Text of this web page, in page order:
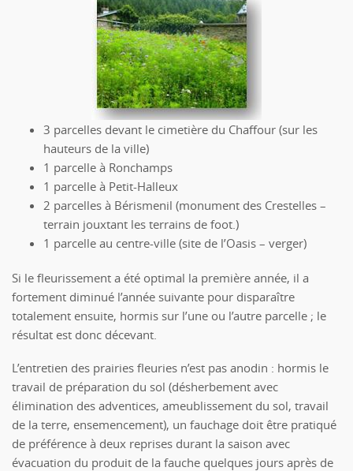
3 parcelles devant le cimetière du Chaffour (sur les
hauteurs de la ville)
1 parcelle à Ronchamps
1 parcelle à Petit-Halleux
2 parcelles à Bérismenil (monument des Crestelles –
terrain jouxtant les terrains de foot.)
1 parcelle au centre-ville (site de l’Oasis – verger)
Si le fleurissement a été optimal la première année, il a
fortement diminué l’année suivante pour disparaître
totalement ensuite, hormis sur l’une ou l’autre parcelle ; le
résultat est donc décevant.
L’entretien des prairies fleuries n’est pas anodin : hormis le
travail de préparation du sol (désherbement avec
élimination des adventices, ameublissement du sol, travail
de la terre, ensemencement), un fauchage doit être pratiqué
de préférence à deux reprises durant la saison avec
évacuation du produit de la fauche quelques jours après de